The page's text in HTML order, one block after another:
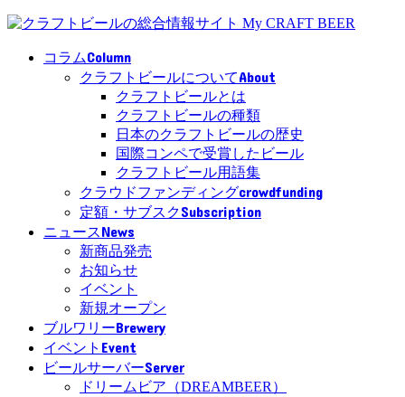
コラムColumn
クラフトビールについてAbout
クラフトビールとは
クラフトビールの種類
日本のクラフトビールの歴史
国際コンペで受賞したビール
クラフトビール用語集
クラウドファンディングcrowdfunding
定額・サブスクSubscription
ニュースNews
新商品発売
お知らせ
イベント
新規オープン
ブルワリーBrewery
イベント Event
ビールサーバーServer
ドリームビア（DREAMBEER）